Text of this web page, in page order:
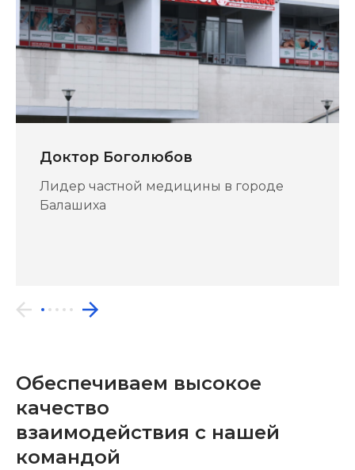
Доктор Боголюбов
Лидер частной медицины в городе
Балашиха
Обеспечиваем высокое
качество
взаимодействия с нашей
командой